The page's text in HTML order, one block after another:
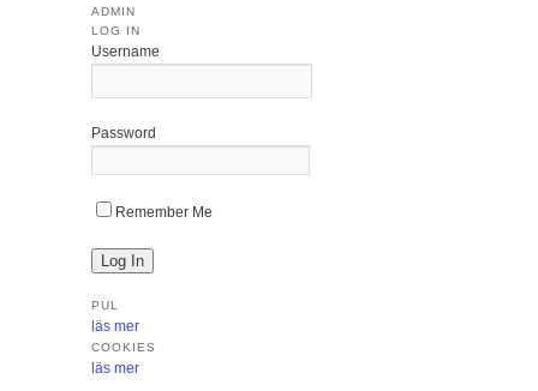
ADMIN
LOG IN
Username
Password
Remember Me
PUL
läs mer
COOKIES
läs mer